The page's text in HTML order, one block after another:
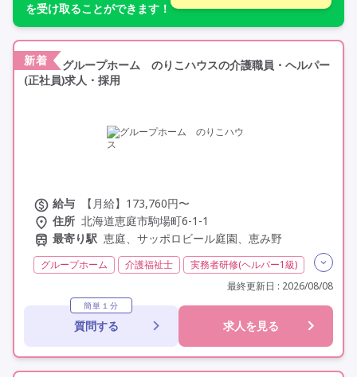
を受け取ることができます！
新着
グループホーム のりこハウスの介護職員・ヘルパー
(正社員)求人・採用
給与
【月給】173,760円〜
住所 北海道恵庭市駒場町6-1-1
最寄り駅 恵庭、サッポロビール庭園、恵み野
グループホーム 介護福祉士
実務者研修(ヘルパー1級)
夜勤専従
残業月20時間以内
残業ほぼなし
常勤
社会保険完備
交通費支給
定年60歳以上
最終更新日 : 2026/08/08
簡単１分
質問する 求人を見る